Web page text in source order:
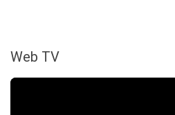
Web TV